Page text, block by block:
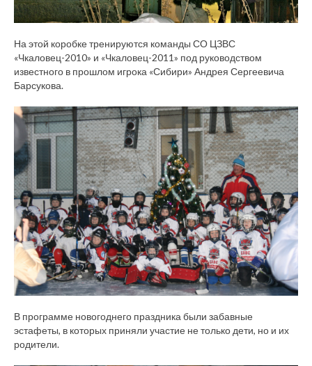
На этой коробке тренируются команды СО ЦЗВС
«Чкаловец-2010» и «Чкаловец-2011» под руководством
известного в прошлом игрока «Сибири» Андрея Сергеевича
Барсукова.
В программе новогоднего праздника были забавные
эстафеты, в которых приняли участие не только дети, но и их
родители.